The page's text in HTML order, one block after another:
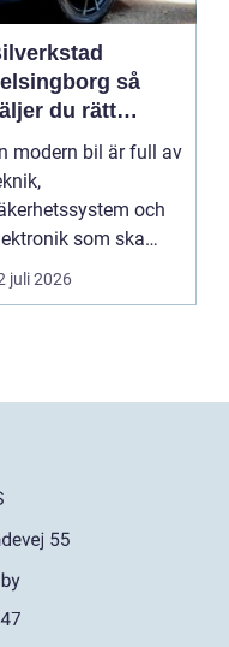
så
du rätt
för din bil
modern bil är full av
och
som ska
tillsammans
da...
juli 2026